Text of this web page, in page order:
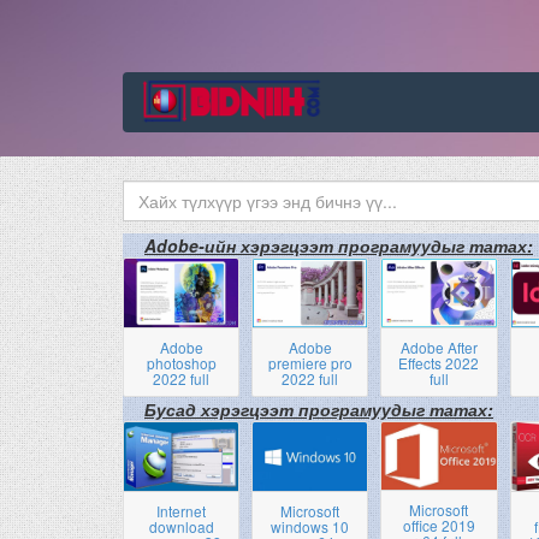
Adobe-ийн хэрэгцээт програмуудыг татах:
Adobe
photoshop
2022 full
Adobe
premiere pro
2022 full
Adobe After
Effects 2022
full
Бусад хэрэгцээт програмуудыг татах:
Internet
download
Microsoft
windows 10
Microsoft
office 2019